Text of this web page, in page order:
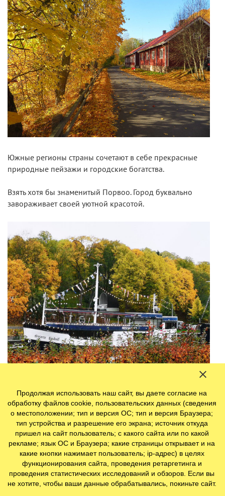
Южные регионы страны сочетают в себе прекрасные
природные пейзажи и городские богатства.
Взять хотя бы знаменитый Порвоо. Город буквально
завораживает своей уютной красотой.
Котка, Ловийса, Форсса и Хамина – это мягкая гармония
и умиротворение. Бродить по старинным улочками этих
городов можно часами.
Продолжая использовать наш сайт, вы даете согласие на
обработку файлов cookie, пользовательских данных (сведения
о местоположении; тип и версия ОС; тип и версия Браузера;
тип устройства и разрешение его экрана; источник откуда
пришел на сайт пользователь; с какого сайта или по какой
рекламе; язык ОС и Браузера; какие страницы открывает и на
какие кнопки нажимает пользователь; ip-адрес) в целях
функционирования сайта, проведения ретаргетинга и
проведения статистических исследований и обзоров. Если вы
не хотите, чтобы ваши данные обрабатывались, покиньте сайт.